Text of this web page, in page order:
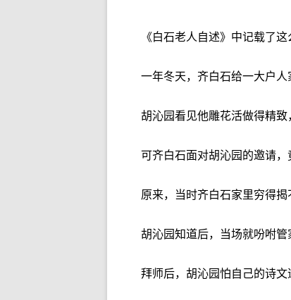
《白石老人自述》中记载了这
一年冬天，齐白石给一大户人
胡沁园看见他雕花活做得精致
可齐白石面对胡沁园的邀请，
原来，当时齐白石家里穷得
胡沁园知道后，当场就吩咐管
拜师后，胡沁园怕自己的诗